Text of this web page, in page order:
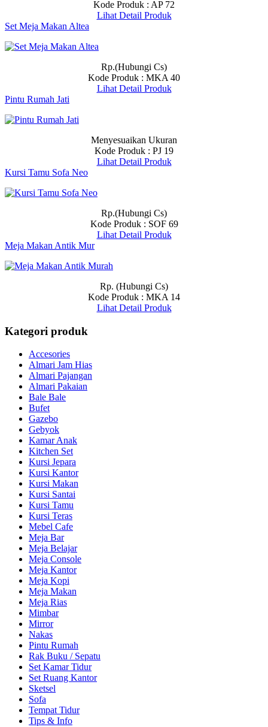
Kode Produk : AP 72
Lihat Detail Produk
Set Meja Makan Altea
Rp.(Hubungi Cs)
Kode Produk : MKA 40
Lihat Detail Produk
Pintu Rumah Jati
Menyesuaikan Ukuran
Kode Produk : PJ 19
Lihat Detail Produk
Kursi Tamu Sofa Neo
Rp.(Hubungi Cs)
Kode Produk : SOF 69
Lihat Detail Produk
Meja Makan Antik Mur
Rp. (Hubungi Cs)
Kode Produk : MKA 14
Lihat Detail Produk
Kategori produk
Accesories
Almari Jam Hias
Almari Pajangan
Almari Pakaian
Bale Bale
Bufet
Gazebo
Gebyok
Kamar Anak
Kitchen Set
Kursi Jepara
Kursi Kantor
Kursi Makan
Kursi Santai
Kursi Tamu
Kursi Teras
Mebel Cafe
Meja Bar
Meja Belajar
Meja Console
Meja Kantor
Meja Kopi
Meja Makan
Meja Rias
Mimbar
Mirror
Nakas
Pintu Rumah
Rak Buku / Sepatu
Set Kamar Tidur
Set Ruang Kantor
Sketsel
Sofa
Tempat Tidur
Tips & Info